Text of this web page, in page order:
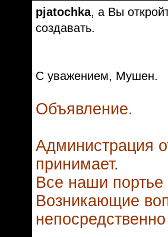
pjatochka, а Вы
создавать.
С уважением, Мушен.
Объявление.
Администрация
принимает.
Все наши
Возникающие